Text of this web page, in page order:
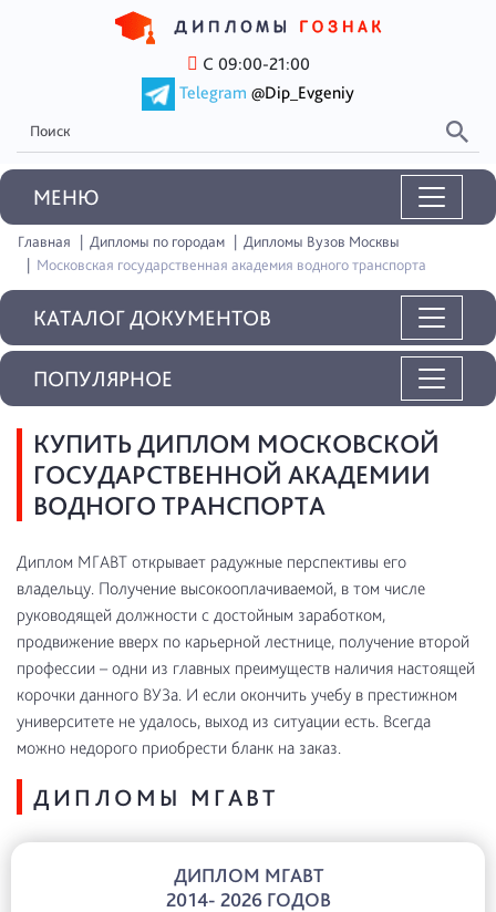
С 09:00-21:00
Telegram @Dip_Evgeniy
MEНЮ
Главная Дипломы по городам
Дипломы Вузов Москвы
Московская государственная академия водного транспорта
КАТАЛОГ ДОКУМЕНТОВ
КУПИТЬ ДИПЛОМ МОСКОВСКОЙ
ГОСУДАРСТВЕННОЙ АКАДЕМИИ
ВОДНОГО ТРАНСПОРТА
Диплом МГАВТ открывает радужные перспективы его
владельцу. Получение высокооплачиваемой, в том числе
руководящей должности с достойным заработком,
продвижение вверх по карьерной лестнице, получение второй
профессии – одни из главных преимуществ наличия настоящей
корочки данного ВУЗа. И если окончить учебу в престижном
университете не удалось, выход из ситуации есть. Всегда
можно недорого приобрести бланк на заказ.
ДИПЛОМЫ МГАВТ
ДИПЛОМ МГАВТ
2014- 2026 ГОДОВ
ПОПУЛЯРНОЕ